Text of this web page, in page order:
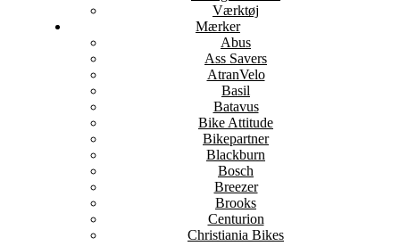
Værktøj
Mærker
Abus
Ass Savers
AtranVelo
Basil
Batavus
Bike Attitude
Bikepartner
Blackburn
Bosch
Breezer
Brooks
Centurion
Christiania Bikes